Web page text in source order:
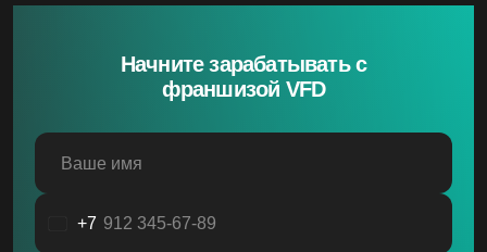
Скрытые двери
Начните зарабатывать с
франшизой VFD
Ваше имя
Россия
+7